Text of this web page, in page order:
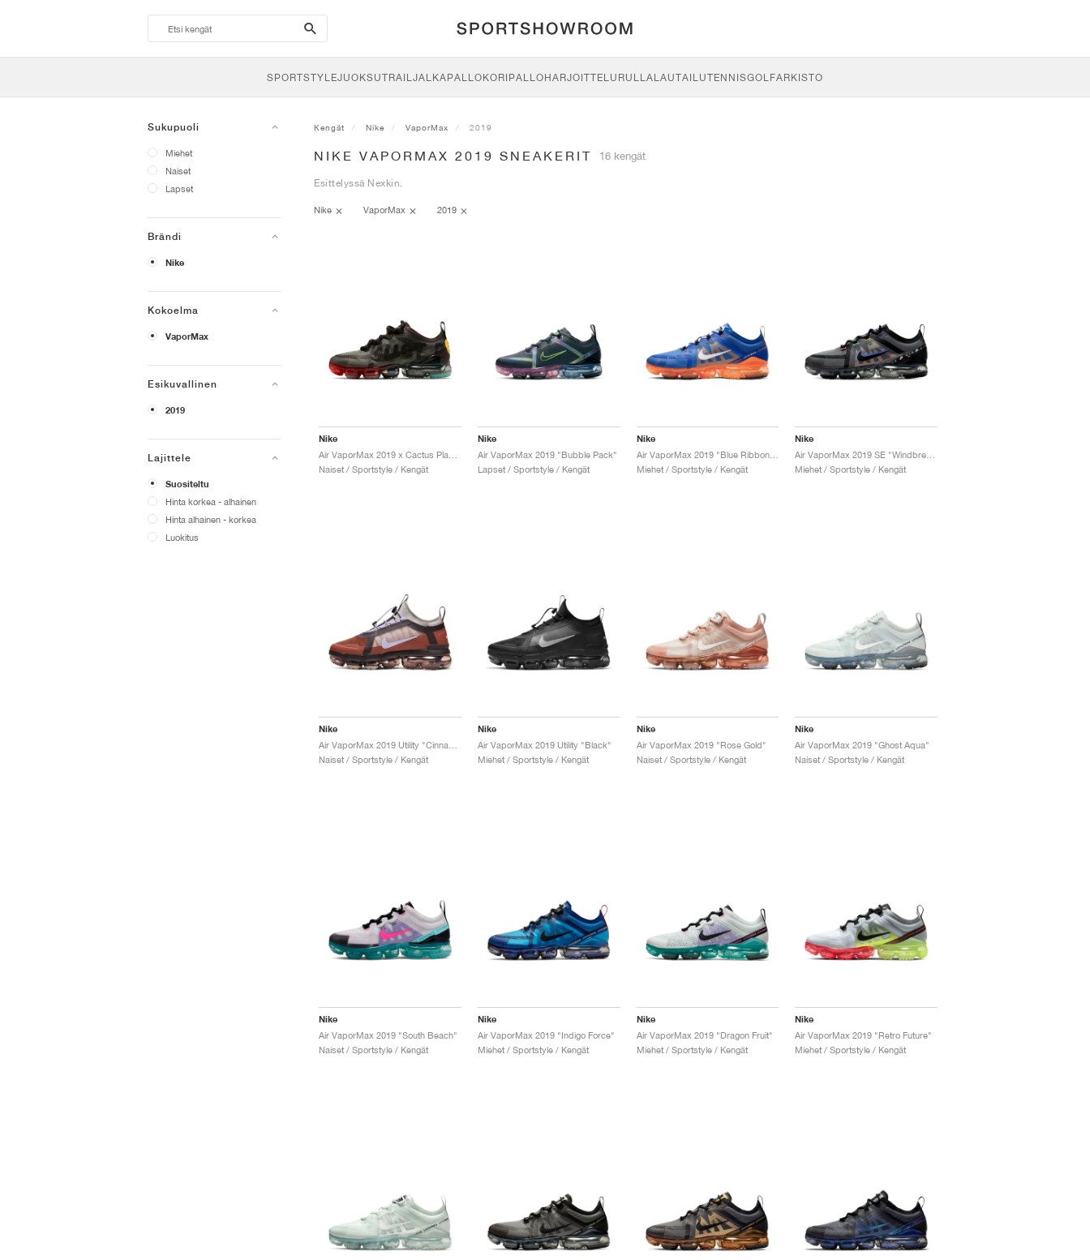
search-
btn
SPORTSTYLEJUOKSUTRAILJALKAPALLOKORIPALLOHARJOITTELU RULLALAUTAILUTENNISGOLFARKISTO
Sukupuoli
Miehet
Naiset
Lapset
Brändi
Nike
Kokoelma
VaporMax
Esikuvallinen
2019
Lajittele
Suositeltu
Hinta korkea - alhainen
Hinta alhainen - korkea
Luokitus
Kengät Nike VaporMax 2019
NIKE VAPORMAX 2019 SNEAKERIT 16 kengät
Esittelyssä Nexkin.
Nike VaporMax 2019
Nike
Naiset / Sportstyle / Kengät
Nike
Air VaporMax 2019 "Bubble Pack"
Lapset / Sportstyle / Kengät
Nike
Air VaporMax 2019 "Blue Ribbon Sports"
Miehet / Sportstyle / Kengät
Nike
Miehet / Sportstyle / Kengät
Nike
Naiset / Sportstyle / Kengät
Nike
Air VaporMax 2019 Utility "Black"
Miehet / Sportstyle / Kengät
Nike
Air VaporMax 2019 "Rose Gold"
Naiset / Sportstyle / Kengät
Nike
Air VaporMax 2019 "Ghost Aqua"
Naiset / Sportstyle / Kengät
Nike
Air VaporMax 2019 "South Beach"
Naiset / Sportstyle / Kengät
Nike
Air VaporMax 2019 "Indigo Force"
Miehet / Sportstyle / Kengät
Nike
Air VaporMax 2019 "Dragon Fruit"
Miehet / Sportstyle / Kengät
Nike
Air VaporMax 2019 "Retro Future"
Miehet / Sportstyle / Kengät